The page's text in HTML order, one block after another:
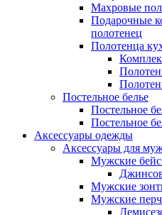
Махровые
Подарочные
полотенец
Полотенца
Постельное белье
Постельное
Постельное
Аксессуары одежды
Аксессуары для
Мужские
Мужские
Мужские